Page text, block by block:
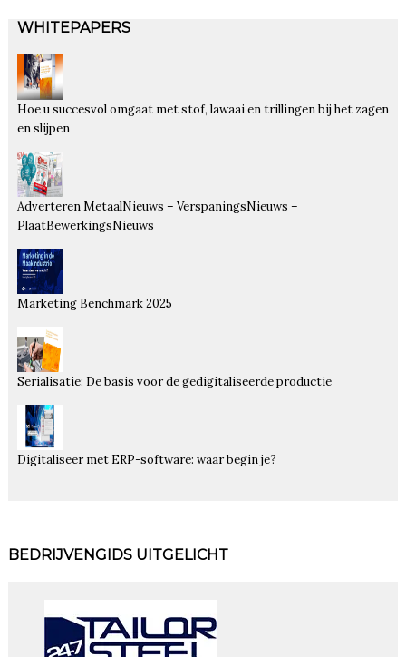
WHITEPAPERS
Hoe u succesvol omgaat met stof, lawaai en trillingen bij het zagen
en slijpen
Adverteren MetaalNieuws – VerspaningsNieuws –
PlaatBewerkingsNieuws
Marketing Benchmark 2025
Serialisatie: De basis voor de gedigitaliseerde productie
Digitaliseer met ERP-software: waar begin je?
BEDRIJVENGIDS UITGELICHT